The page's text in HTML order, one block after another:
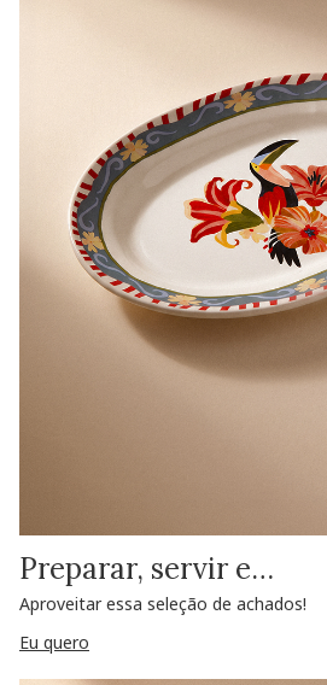
Preparar, servir e…
Aproveitar essa seleção de achados!
Eu quero